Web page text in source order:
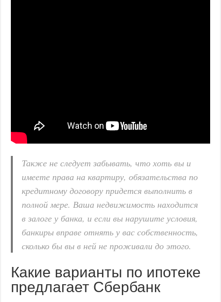
Также не следует забывать, что хоть вы и
имеете права на квартиру, обязательства по
кредитному договору придется выполнить в
полной мере. Ваша недвижимость находится
в залоге у банка, и если вы нарушите условия,
банкиры вправе отнять у вас собственность,
сколько бы вы в ней не проживали до этого.
Какие варианты по ипотеке
предлагает Сбербанк